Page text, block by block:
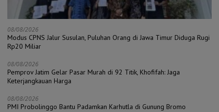
08/08/2026
Modus CPNS Jalur Susulan, Puluhan Orang di Jawa Timur Diduga Rugi
Rp20 Miliar
08/08/2026
Pemprov Jatim Gelar Pasar Murah di 92 Titik, Khofifah: Jaga
Keterjangkauan Harga
08/08/2026
PMI Probolinggo Bantu Padamkan Karhutla di Gunung Bromo